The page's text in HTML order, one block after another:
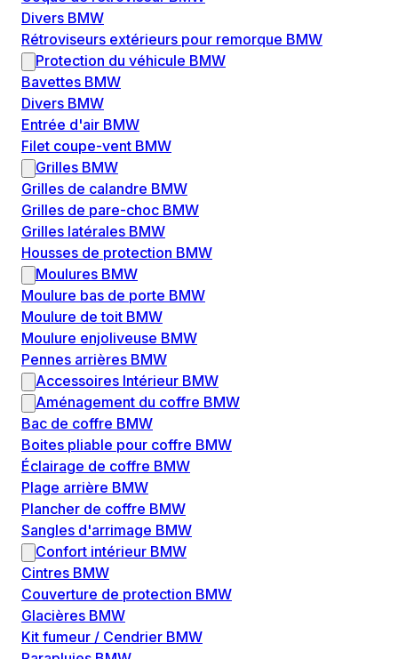
Divers BMW
Rétroviseurs extérieurs pour remorque BMW
Protection du véhicule BMW
Bavettes BMW
Divers BMW
Entrée d'air BMW
Filet coupe-vent BMW
Grilles BMW
Grilles de calandre BMW
Grilles de pare-choc BMW
Grilles latérales BMW
Housses de protection BMW
Moulures BMW
Moulure bas de porte BMW
Moulure de toit BMW
Moulure enjoliveuse BMW
Pennes arrières BMW
Accessoires Intérieur BMW
Aménagement du coffre BMW
Bac de coffre BMW
Boites pliable pour coffre BMW
Éclairage de coffre BMW
Plage arrière BMW
Plancher de coffre BMW
Sangles d'arrimage BMW
Confort intérieur BMW
Cintres BMW
Couverture de protection BMW
Glacières BMW
Kit fumeur / Cendrier BMW